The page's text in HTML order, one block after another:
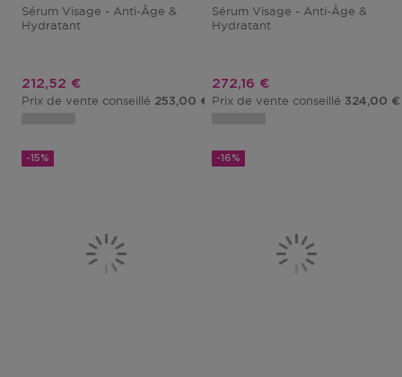
Sérum Visage - Anti-Âge &
Hydratant
Prix promotionnel
212,52 €
Prix de vente conseillé 253,00 €
Sérum Visage - Anti-Âge &
Hydratant
Prix promotionnel
272,16 €
Prix de vente conseillé 324,00 €
-15% -16%